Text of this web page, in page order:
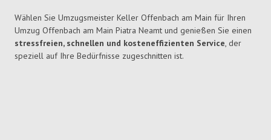
Wählen Sie Umzugsmeister Keller Offenbach am Main für Ihren
Umzug Offenbach am Main Piatra Neamt und genießen Sie einen
stressfreien, schnellen und kosteneffizienten Service, der
speziell auf Ihre Bedürfnisse zugeschnitten ist.